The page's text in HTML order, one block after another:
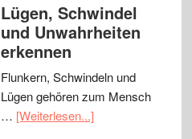
Lügen, Schwindel
und Unwahrheiten
erkennen
Flunkern, Schwindeln und
Lügen gehören zum Mensch
… [Weiterlesen...]